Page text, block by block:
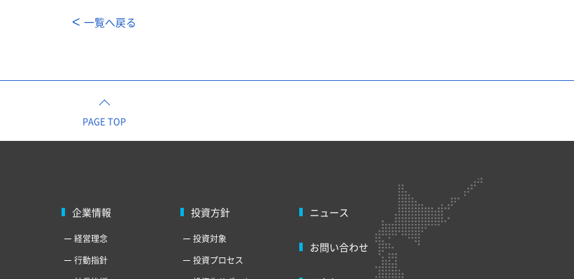
一覧へ戻る
PAGE TOP
企業情報
経営理念
行動指針
投資方針
投資対象
投資プロセス
ニュース
お問い合わせ